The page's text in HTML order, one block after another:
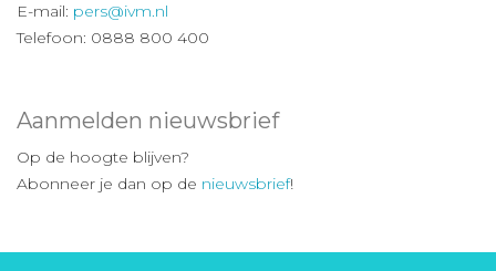
E-mail: pers@ivm.nl
Telefoon: 0888 800 400
Aanmelden nieuwsbrief
Op de hoogte blijven?
Abonneer je dan op de nieuwsbrief!